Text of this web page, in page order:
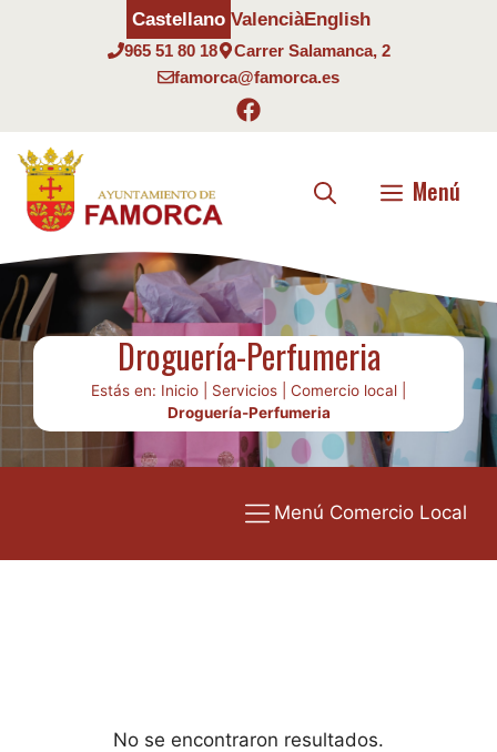
965 51 80 18
Carrer Salamanca, 2
famorca@famorca.es
Castellano ValenciàEnglish
Menú
Droguería-Perfumeria
Estás en: Inicio Servicios Comercio local
Droguería-Perfumeria
Menú Comercio Local
No se encontraron resultados.